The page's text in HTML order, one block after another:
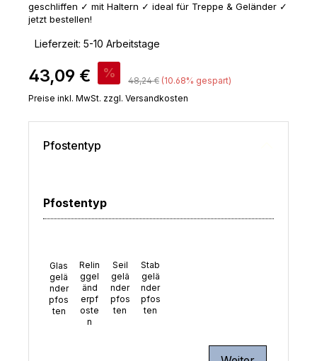
geschliffen ✓ mit Haltern ✓ ideal für Treppe & Geländer ✓
jetzt bestellen!
Lieferzeit: 5-10 Arbeitstage
Verkaufspreis:
43,09 € % Regulärer Preis:
48,24 € (10.68% gespart)
Preise inkl. MwSt. zzgl. Versandkosten
Pfostentyp
Pfostentyp
Glas
gelä
nder
pfos
ten
Relin
ggel
änd
erpf
oste
n
Seil
gelä
nder
pfos
ten
Stab
gelä
nder
pfos
ten